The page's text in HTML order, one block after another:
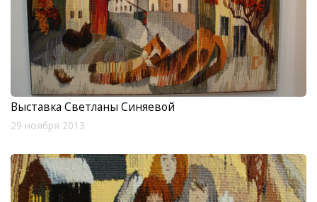
Выставка Светланы Синяевой
29 ноября 2013